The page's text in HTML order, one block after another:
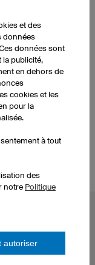
de basketball
femmes
de basketball
hommes
et des
données
données sont
la publicité,
en dehors de
cookies et les
pour la
à tout
des
notre Politique
autoriser